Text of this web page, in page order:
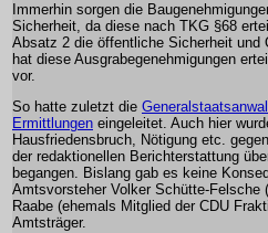
Immerhin sorgen die
Sicherheit, da diese nach TKG §68
Absatz 2 die öffentliche Sicherheit und
hat diese Ausgrabegenehmigungen
vor.
So hatte zuletzt die
Ermittlungen eingeleitet. Auch hier
Hausfriedensbruch, Nötigung etc.
der redaktionellen Berichterstattung
begangen. Bislang gab es keine
Amtsvorsteher Volker Schütte-Felsche
Raabe (ehemals Mitglied der CDU
Amtsträger.